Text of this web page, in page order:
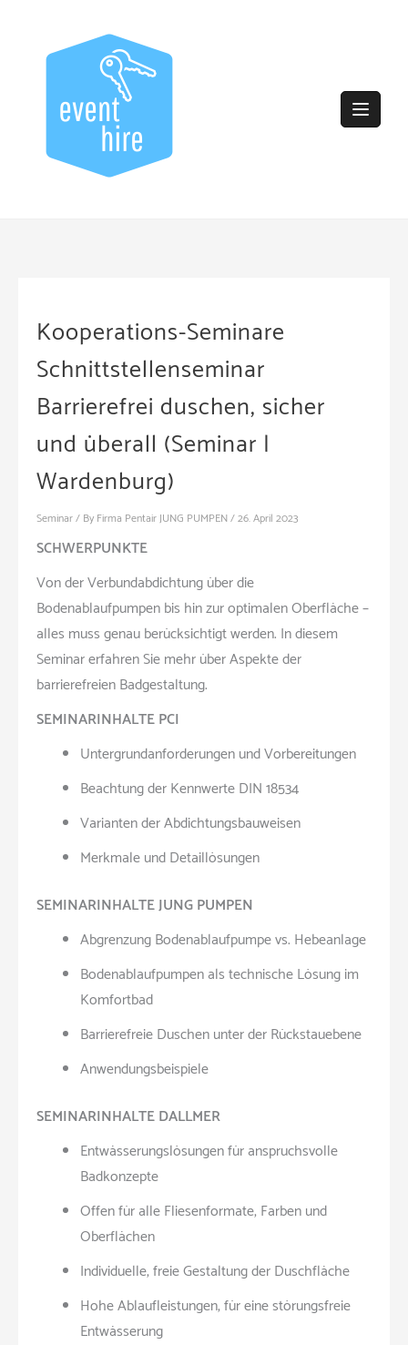
Kooperations-Seminare
Schnittstellenseminar
Barrierefrei duschen, sicher
und überall (Seminar |
Wardenburg)
Seminar/ By Firma Pentair JUNG PUMPEN/26. April 2023
SCHWERPUNKTE
Von der Verbundabdichtung über die
Bodenablaufpumpen bis hin zur optimalen Oberfläche –
alles muss genau berücksichtigt werden. In diesem
Seminar erfahren Sie mehr über Aspekte der
barrierefreien Badgestaltung.
SEMINARINHALTE PCI
Untergrundanforderungen und Vorbereitungen
Beachtung der Kennwerte DIN 18534
Varianten der Abdichtungsbauweisen
Merkmale und Detaillösungen
SEMINARINHALTE JUNG PUMPEN
Abgrenzung Bodenablaufpumpe vs. Hebeanlage
Bodenablaufpumpen als technische Lösung im
Komfortbad
Barrierefreie Duschen unter der Rückstauebene
Anwendungsbeispiele
SEMINARINHALTE DALLMER
Entwässerungslösungen für anspruchsvolle
Badkonzepte
Offen für alle Fliesenformate, Farben und
Oberflächen
Individuelle, freie Gestaltung der Duschfläche
Hohe Ablaufleistungen, für eine störungsfreie
Entwässerung